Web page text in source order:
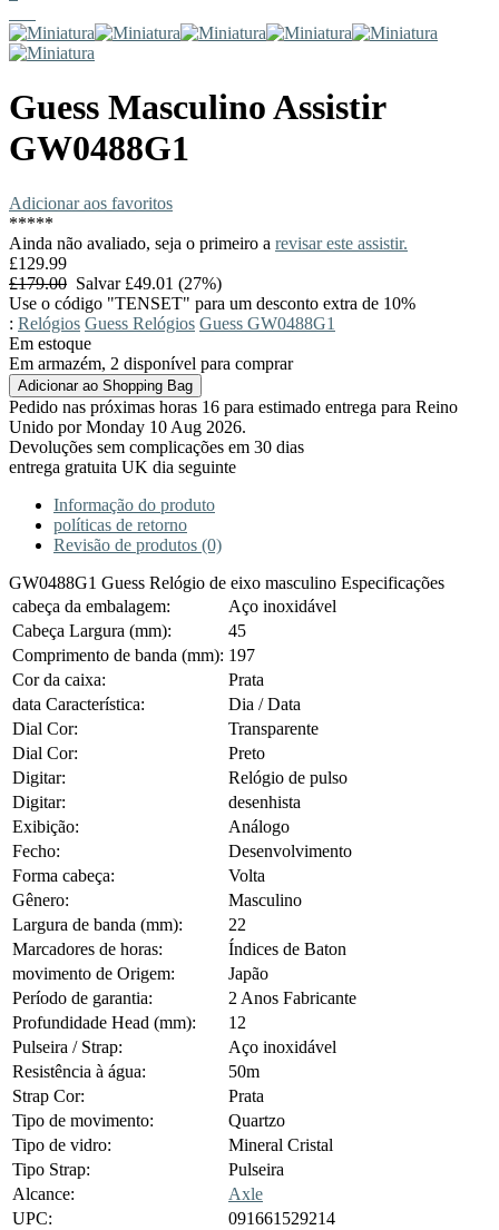
Guess Masculino Assistir
GW0488G1
Adicionar aos favoritos
*****
Ainda não avaliado, seja o primeiro a revisar este assistir.
£129.99
£179.00 Salvar £49.01 (27%)
Use o código "TENSET" para um desconto extra de 10%
: Relógios Guess Relógios Guess GW0488G1
Em estoque
Em armazém, 2 disponível para comprar
Pedido nas próximas horas 16 para estimado entrega para Reino
Unido por Monday 10 Aug 2026.
Devoluções sem complicações em 30 dias
entrega gratuita UK dia seguinte
Informação do produto
políticas de retorno
Revisão de produtos (0)
GW0488G1 Guess Relógio de eixo masculino Especificações
cabeça da embalagem:
Aço inoxidável
Cabeça Largura (mm):
45
Comprimento de banda (mm): 197
Cor da caixa:
Prata
data Característica:
Dia / Data
Dial Cor:
Transparente
Dial Cor:
Preto
Digitar:
Relógio de pulso
Digitar:
desenhista
Exibição:
Análogo
Fecho:
Desenvolvimento
Forma cabeça:
Volta
Gênero:
Masculino
Largura de banda (mm):
22
Marcadores de horas:
Índices de Baton
movimento de Origem:
Japão
Período de garantia:
2 Anos Fabricante
Profundidade Head (mm):
12
Pulseira / Strap:
Aço inoxidável
Resistência à água:
50m
Strap Cor:
Prata
Tipo de movimento:
Quartzo
Tipo de vidro:
Mineral Cristal
Tipo Strap:
Pulseira
Alcance:
Axle
UPC:
091661529214